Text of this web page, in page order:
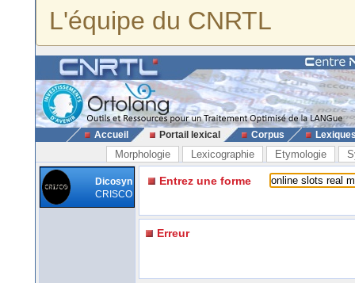
L'équipe du CNRTL
Accueil Portail lexical Corpus
Morphologie Lexicographie Etymologie
Dicosyn
CRISCO
Entrez une forme
Erreur